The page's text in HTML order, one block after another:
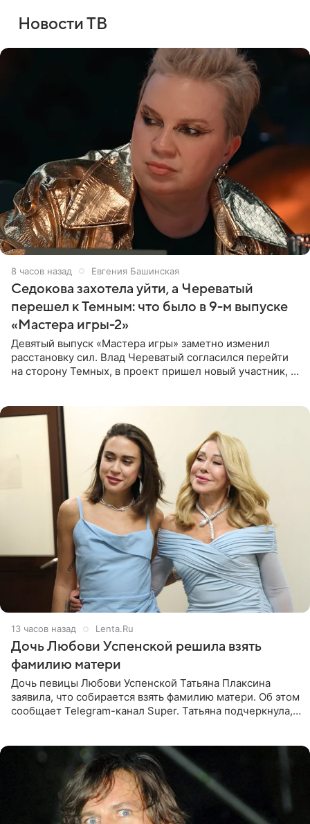
Новости ТВ
8 часов назад Евгения Башинская
Седокова захотела уйти, а Череватый
перешел к Темным: что было в 9-м выпуске
«Мастера игры-2»
Девятый выпуск «Мастера игры» заметно изменил
расстановку сил. Влад Череватый согласился перейти
на сторону Темных, в проект пришел новый участник, а
13 часов назад Lenta.Ru
Дочь Любови Успенской решила взять
фамилию матери
Дочь певицы Любови Успенской Татьяна Плаксина
заявила, что собирается взять фамилию матери. Об этом
сообщает Telegram-канал Super. Татьяна подчеркнула,